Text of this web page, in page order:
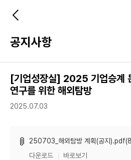
공지사항
[기업성장실] 2025 기업승계
연구를 위한 해외탐방
2025.07.03
250703_해외탐방 계획(공지
다운로드
바로보기